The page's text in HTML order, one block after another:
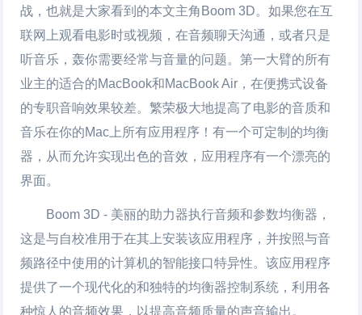
战，也就是大家看到的本文主角Boom 3D。如果您在互
联网上观看电影时或视频，在音频聊天沟通，或者只是
听音乐，轰你需要经常与音量的问题。第一大臂的所有
业主的适合的MacBook和MacBook Air，在便携式设备
的专职音响效果较差。繁荣极大地提高了电影的音质和
音乐在你的Mac上所有应用程序！有一个可定制的均衡
器，从而允许实现出色的音效，应用程序有一个漂亮的
界面。
Boom 3D - 美丽的助力器执行音频和参数均衡器，
这是与自校准用于在其上安装该应用程序，并按照与音
频路径中使用的计算机的智能接口特异性。该应用程序
提供了一个现代化的和独特的均衡器控制系统，利用各
种惊人的音频效果，以提高音频质量的声音输出。